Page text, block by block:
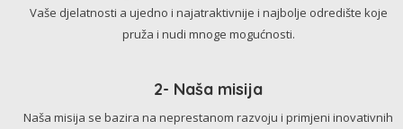
Vaše djelatnosti a ujedno i najatraktivnije i najbolje odredište koje
pruža i nudi mnoge mogućnosti.
2- Naša misija
Naša misija se bazira na neprestanom razvoju i primjeni inovativnih